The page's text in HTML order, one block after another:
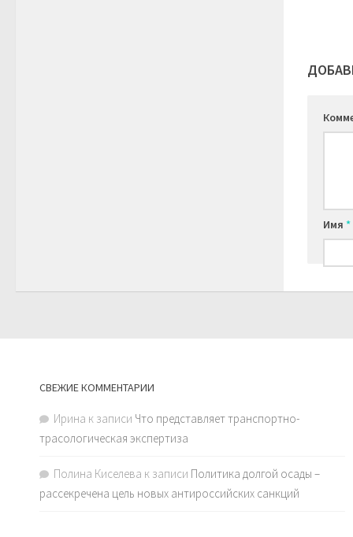
Имя *
СВЕЖИЕ КОММЕНТАРИИ
Ирина к записи Что представляет транспортно-
трасологическая экспертиза
Полина Киселева к записи Политика долгой осады –
рассекречена цель новых антироссийских санкций